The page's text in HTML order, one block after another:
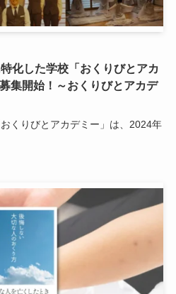
化した学校「おくりびとアカ
集開始！～おくりびとアカデ
くりびとアカデミー」は、2024年